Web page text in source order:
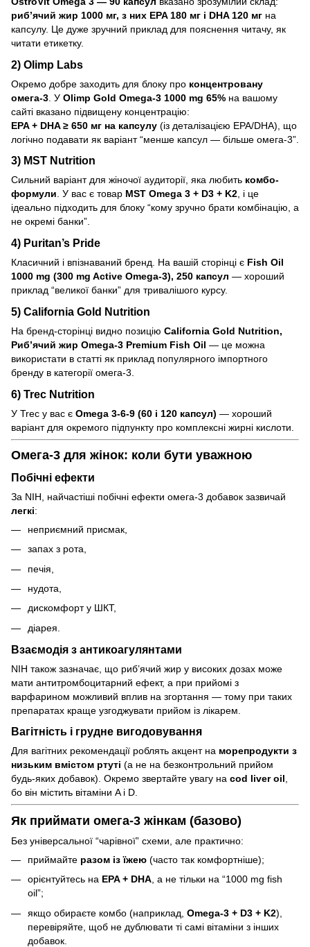
риб’ячий жир 1000 мг, з них EPA 180 мг і DHA 120 мг на
капсулу. Це дуже зручний приклад для пояснення читачу, як
читати етикетку.
2) Olimp Labs
Окремо добре заходить для блоку про концентровану
омега-3 . У Olimp Gold Omega-3 1000 mg 65% на вашому
сайті вказано підвищену концентрацію:
EPA + DHA ≥ 650 мг на капсулу (із деталізацією EPA/DHA), що
логічно подавати як варіант “менше капсул — більше омега-3”.
3) MST Nutrition
Сильний варіант для жіночої аудиторії, яка любить комбо-
формули. У вас є товар MST Omega 3 + D3 + K2, і це
ідеально підходить для блоку “кому зручно брати комбінацію, а
не окремі банки”.
4) Puritan’s Pride
Класичний і впізнаваний бренд. На вашій сторінці є Fish Oil
1000 mg (300 mg Active Omega-3), 250 капсул — хороший
приклад “великої банки” для тривалішого курсу.
5) California Gold Nutrition
На бренд-сторінці видно позицію California Gold Nutrition,
Риб’ячий жир Omega-3 Premium Fish Oil — це можна
використати в статті як приклад популярного імпортного
бренду в категорії омега-3.
6) Trec Nutrition
У Trec у вас є Omega 3-6-9 (60 і 120 капсул) — хороший
варіант для окремого підпункту про комплексні жирні кислоти.
Омега-3 для жінок: коли бути уважною
Побічні ефекти
За NIH, найчастіші побічні ефекти омега-3 добавок зазвичай
легкі:
неприємний присмак,
запах з рота,
печія,
нудота,
дискомфорт у ШКТ,
діарея.
Взаємодія з антикоагулянтами
NIH також зазначає, що риб’ячий жир у високих дозах може
мати антитромбоцитарний ефект, а при прийомі з
варфарином можливий вплив на згортання — тому при таких
препаратах краще узгоджувати прийом із лікарем.
Вагітність і грудне вигодовування
Для вагітних рекомендації роблять акцент на морепродукти з
низьким вмістом ртуті (а не на безконтрольний прийом
будь-яких добавок). Окремо звертайте увагу на cod liver oil,
бо він містить вітаміни A і D.
Як приймати омега-3 жінкам (базово)
Без універсальної “чарівної” схеми, але практично:
приймайте разом із їжею (часто так комфортніше);
орієнтуйтесь на EPA + DHA, а не тільки на “1000 mg fish
oil”;
якщо обираєте комбо (наприклад, Omega-3 + D3 + K2),
перевіряйте, щоб не дублювати ті самі вітаміни з інших
добавок.